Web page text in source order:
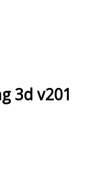
3d v201